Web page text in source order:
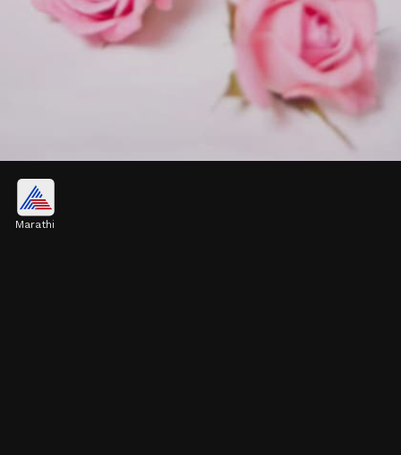
शुद्ध गुलाब पाण्याचा रंग थोडा भुरकट दिसेल. याशिवाय जीभेवर
Marathi